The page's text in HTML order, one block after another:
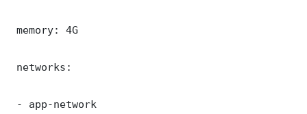
memory: 4G
networks:
- app-network